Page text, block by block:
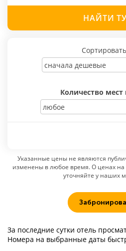
НАЙТИ
Количество мест
Указанные цены не являются
изменены в любое время. О ценах
уточняйте у наших
За последние сутки отель
Номера на выбранные даты